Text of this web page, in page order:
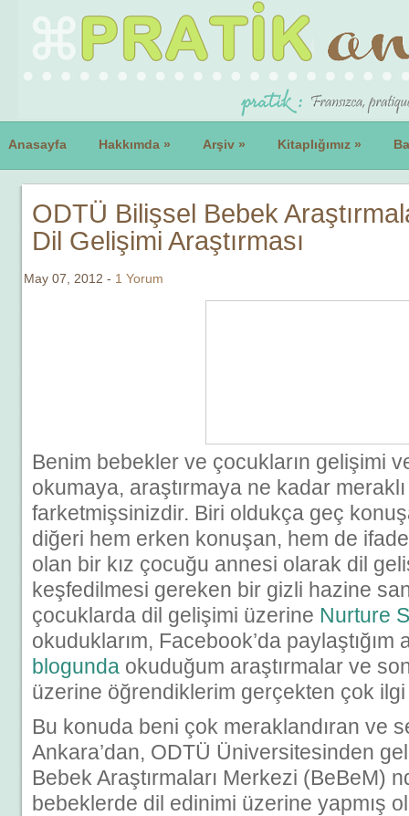
Anasayfa Hakkımda » Arşiv » Kitaplığımız »
ODTÜ Bilişsel Bebek
Dil Gelişimi Araştırması
May 07, 2012 - 1 Yorum
Benim bebekler ve çocukların gelişimi
okumaya, araştırmaya ne kadar
farketmişsinizdir. Biri oldukça geç
diğeri hem erken konuşan, hem de
olan bir kız çocuğu annesi olarak dil
keşfedilmesi gereken bir gizli hazine
çocuklarda dil gelişimi üzerine Nurture
okuduklarım, Facebook’da paylaştığım
blogunda okuduğum araştırmalar ve
üzerine öğrendiklerim gerçekten çok ilgi
Bu konuda beni çok meraklandıran ve
Ankara’dan, ODTÜ Üniversitesinden
Bebek Araştırmaları Merkezi (BeBeM)
bebeklerde dil edinimi üzerine yapmış